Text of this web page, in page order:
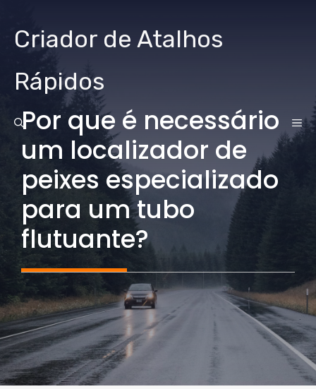
para
conteúdo
Criador de Atalhos
Rápidos
Por que é necessário
um localizador de
peixes especializado
para um tubo
flutuante?